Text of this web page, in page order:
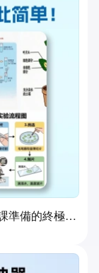
PicDoc：一鍵生成實驗流程圖——實驗課準備的終極工具